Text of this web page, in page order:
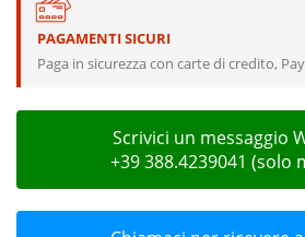
PAGAMENTI SICURI
Paga in sicurezza con carte di credito,
Scrivici un messaggio
+39 388.4239041 (solo